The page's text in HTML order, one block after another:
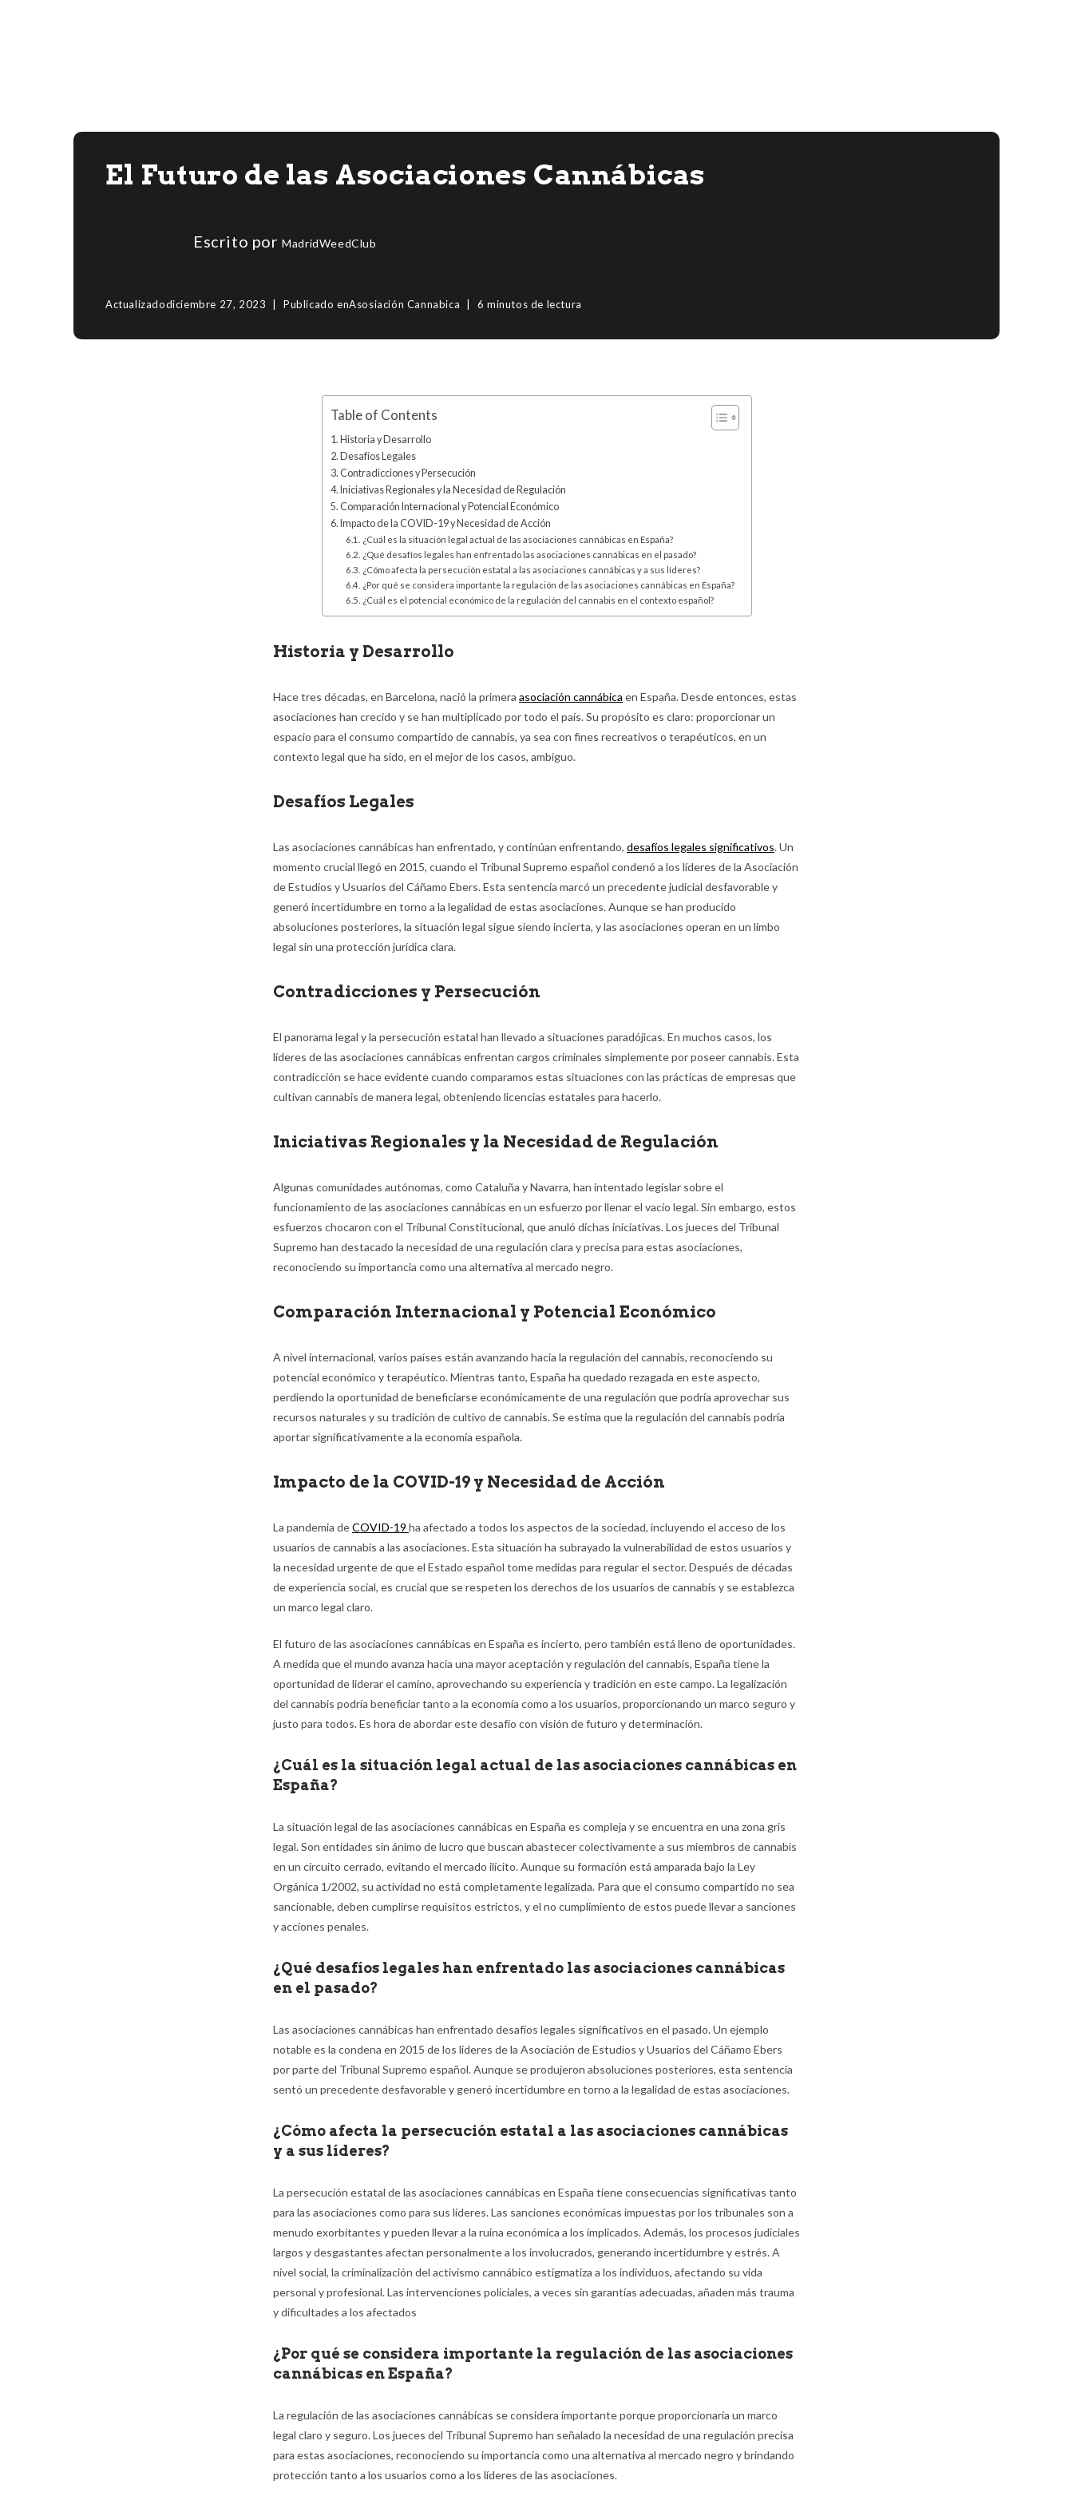
El Futuro de las Asociaciones Cannábicas
Escrito porMadridWeedClub
Actualizadodiciembre 27, 2023 Publicado enAsosiación Cannabica 6 minutos de lectura
Table of Contents
Historia y Desarrollo
Desafíos Legales
Contradicciones y Persecución
Iniciativas Regionales y la Necesidad de Regulación
Comparación Internacional y Potencial Económico
Impacto de la COVID-19 y Necesidad de Acción
¿Cuál es la situación legal actual de las asociaciones cannábicas en España?
¿Qué desafíos legales han enfrentado las asociaciones cannábicas en el pasado?
¿Cómo afecta la persecución estatal a las asociaciones cannábicas y a sus líderes?
¿Por qué se considera importante la regulación de las asociaciones cannábicas en España?
¿Cuál es el potencial económico de la regulación del cannabis en el contexto español?
Historia y Desarrollo
Hace tres décadas, en Barcelona, nació la primera asociación cannábica en España. Desde entonces, estas
asociaciones han crecido y se han multiplicado por todo el país. Su propósito es claro: proporcionar un
espacio para el consumo compartido de cannabis, ya sea con fines recreativos o terapéuticos, en un
contexto legal que ha sido, en el mejor de los casos, ambiguo.
Desafíos Legales
Las asociaciones cannábicas han enfrentado, y continúan enfrentando, desafíos legales significativos. Un
momento crucial llegó en 2015, cuando el Tribunal Supremo español condenó a los líderes de la Asociación
de Estudios y Usuarios del Cáñamo Ebers. Esta sentencia marcó un precedente judicial desfavorable y
generó incertidumbre en torno a la legalidad de estas asociaciones. Aunque se han producido
absoluciones posteriores, la situación legal sigue siendo incierta, y las asociaciones operan en un limbo
legal sin una protección jurídica clara.
Contradicciones y Persecución
El panorama legal y la persecución estatal han llevado a situaciones paradójicas. En muchos casos, los
líderes de las asociaciones cannábicas enfrentan cargos criminales simplemente por poseer cannabis. Esta
contradicción se hace evidente cuando comparamos estas situaciones con las prácticas de empresas que
cultivan cannabis de manera legal, obteniendo licencias estatales para hacerlo.
Iniciativas Regionales y la Necesidad de Regulación
Algunas comunidades autónomas, como Cataluña y Navarra, han intentado legislar sobre el
funcionamiento de las asociaciones cannábicas en un esfuerzo por llenar el vacío legal. Sin embargo, estos
esfuerzos chocaron con el Tribunal Constitucional, que anuló dichas iniciativas. Los jueces del Tribunal
Supremo han destacado la necesidad de una regulación clara y precisa para estas asociaciones,
reconociendo su importancia como una alternativa al mercado negro.
Comparación Internacional y Potencial Económico
A nivel internacional, varios países están avanzando hacia la regulación del cannabis, reconociendo su
potencial económico y terapéutico. Mientras tanto, España ha quedado rezagada en este aspecto,
perdiendo la oportunidad de beneficiarse económicamente de una regulación que podría aprovechar sus
recursos naturales y su tradición de cultivo de cannabis. Se estima que la regulación del cannabis podría
aportar significativamente a la economía española.
Impacto de la COVID-19 y Necesidad de Acción
La pandemia deCOVID-19 ha afectado a todos los aspectos de la sociedad, incluyendo el acceso de los
usuarios de cannabis a las asociaciones. Esta situación ha subrayado la vulnerabilidad de estos usuarios y
la necesidad urgente de que el Estado español tome medidas para regular el sector. Después de décadas
de experiencia social, es crucial que se respeten los derechos de los usuarios de cannabis y se establezca
un marco legal claro.
El futuro de las asociaciones cannábicas en España es incierto, pero también está lleno de oportunidades.
A medida que el mundo avanza hacia una mayor aceptación y regulación del cannabis, España tiene la
oportunidad de liderar el camino, aprovechando su experiencia y tradición en este campo. La legalización
del cannabis podría beneficiar tanto a la economía como a los usuarios, proporcionando un marco seguro y
justo para todos. Es hora de abordar este desafío con visión de futuro y determinación.
¿Cuál es la situación legal actual de las asociaciones cannábicas en
España?
La situación legal de las asociaciones cannábicas en España es compleja y se encuentra en una zona gris
legal. Son entidades sin ánimo de lucro que buscan abastecer colectivamente a sus miembros de cannabis
en un circuito cerrado, evitando el mercado ilícito. Aunque su formación está amparada bajo la Ley
Orgánica 1/2002, su actividad no está completamente legalizada. Para que el consumo compartido no sea
sancionable, deben cumplirse requisitos estrictos, y el no cumplimiento de estos puede llevar a sanciones
y acciones penales.
¿Qué desafíos legales han enfrentado las asociaciones cannábicas
en el pasado?
Las asociaciones cannábicas han enfrentado desafíos legales significativos en el pasado. Un ejemplo
notable es la condena en 2015 de los líderes de la Asociación de Estudios y Usuarios del Cáñamo Ebers
por parte del Tribunal Supremo español. Aunque se produjeron absoluciones posteriores, esta sentencia
sentó un precedente desfavorable y generó incertidumbre en torno a la legalidad de estas asociaciones.
¿Cómo afecta la persecución estatal a las asociaciones cannábicas
y a sus líderes?
La persecución estatal de las asociaciones cannábicas en España tiene consecuencias significativas tanto
para las asociaciones como para sus líderes. Las sanciones económicas impuestas por los tribunales son a
menudo exorbitantes y pueden llevar a la ruina económica a los implicados. Además, los procesos judiciales
largos y desgastantes afectan personalmente a los involucrados, generando incertidumbre y estrés. A
nivel social, la criminalización del activismo cannábico estigmatiza a los individuos, afectando su vida
personal y profesional. Las intervenciones policiales, a veces sin garantías adecuadas, añaden más trauma
y dificultades a los afectados​
¿Por qué se considera importante la regulación de las asociaciones
cannábicas en España?
La regulación de las asociaciones cannábicas se considera importante porque proporcionaría un marco
legal claro y seguro. Los jueces del Tribunal Supremo han señalado la necesidad de una regulación precisa
para estas asociaciones, reconociendo su importancia como una alternativa al mercado negro y brindando
protección tanto a los usuarios como a los líderes de las asociaciones.